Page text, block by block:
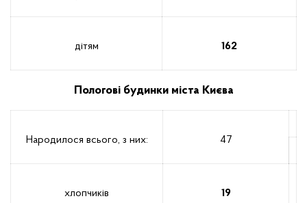
дітям 162
Пологові будинки міста Києва
Народилося всього, з них: 47
хлопчиків 19